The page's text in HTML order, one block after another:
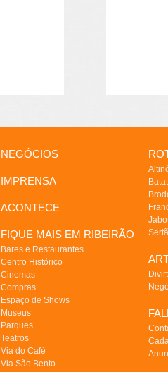
NEGÓCIOS
IMPRENSA
ACONTECE
FIQUE MAIS EM RIBEIRÃO
Bares e Restaurantes
Centro Histórico
Cinemas
Compras
Espaço de Shows
Museus
Parques
Teatros
Via do Café
Via São Bento